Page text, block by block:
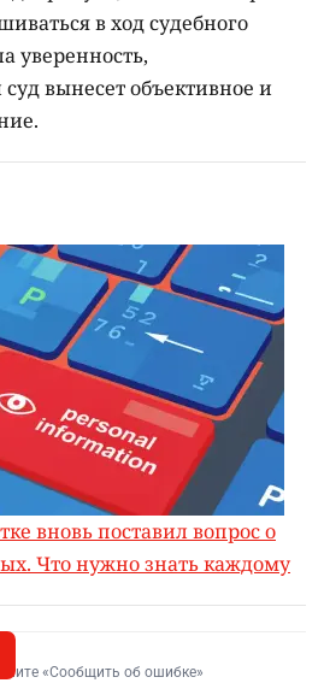
в ход судебного
уверенность,
вынесет объективное и
вновь поставил вопрос о
Что нужно знать каждому
«Сообщить об ошибке»